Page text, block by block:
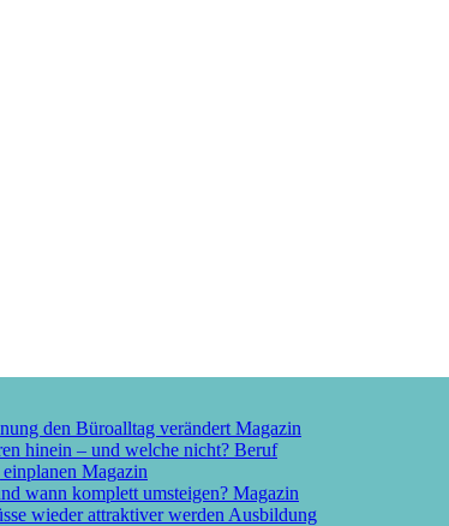
den Büroalltag verändert Magazin
hinein – und welche nicht? Beruf
Magazin
wann komplett umsteigen? Magazin
wieder attraktiver werden Ausbildung